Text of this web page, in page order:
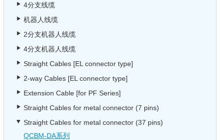
4分支线缆
机器人线缆
2分支机器人线缆
4分支机器人线缆
Straight Cables [EL connector type]
2-way Cables [EL connector type]
Extension Cable [for PF Series]
Straight Cables for metal connector (7 pins)
Straight Cables for metal connector (37 pins)
QCBM-DA系列